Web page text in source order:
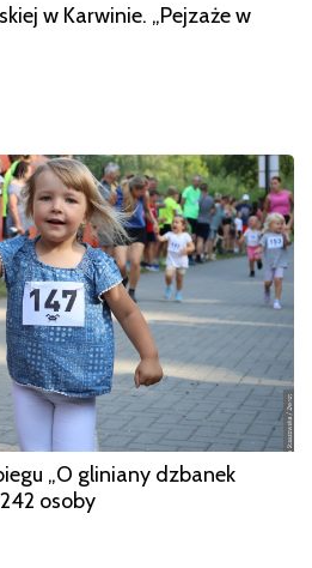
w Karwinie. „Pejzaże w
„O gliniany dzbanek
osoby